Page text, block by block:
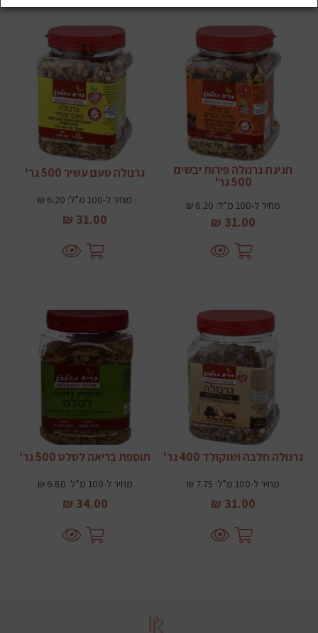
חגיגת גרנולה פירות יבשים
500 גר'
מחיר ל-100 מ”ל: 6.20 ₪
31.00 ₪
גרנולה טעם עשיר 500 גר'
מחיר ל-100 מ”ל: 6.20 ₪
31.00 ₪
גרנולה חלבה ושוקולד 400 גר'
מחיר ל-100 מ”ל: 7.75 ₪
31.00 ₪
תוספת בריאה לסלט 500 גר'
מחיר ל-100 מ”ל: 6.80 ₪
34.00 ₪